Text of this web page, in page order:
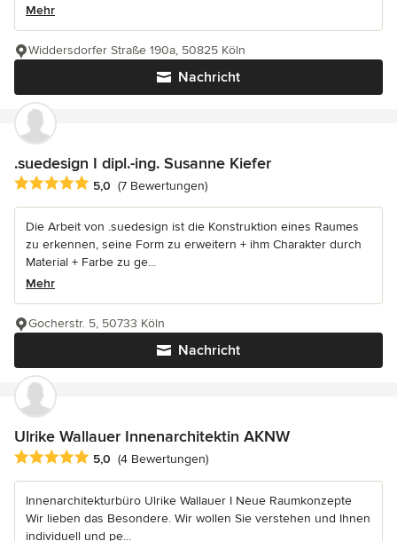
Mehr
Nachricht
Widdersdorfer Straße 190a, 50825 Köln
.suedesign I dipl.-ing. Susanne Kiefer
Durchschnittliche Bewertung: 5 von 5 Sternen
5,0 (7 Bewertungen)
Die Arbeit von .suedesign ist die Konstruktion eines Raumes
zu erkennen, seine Form zu erweitern + ihm Charakter durch
Material + Farbe zu ge...
Mehr
Nachricht
Gocherstr. 5, 50733 Köln
Ulrike Wallauer Innenarchitektin AKNW
Durchschnittliche Bewertung: 5 von 5 Sternen
5,0 (4 Bewertungen)
Innenarchitekturbüro Ulrike Wallauer I Neue Raumkonzepte
Wir lieben das Besondere. Wir wollen Sie verstehen und Ihnen
individuell und pe...